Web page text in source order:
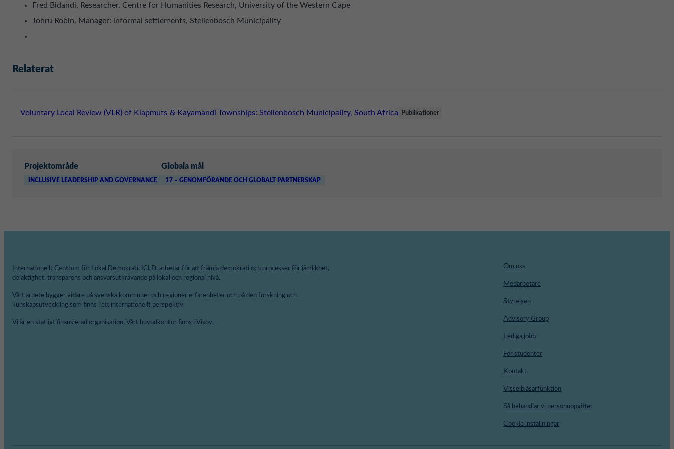
Fred Bidandi, Researcher, Centre for Humanities Research, University of the Western Cape
Johru Robin, Manager: informal settlements, Stellenbosch Municipality
Relaterat
Voluntary Local Review (VLR) of Klapmuts & Kayamandi Townships: Stellenbosch Municipality, South Africa Publikationer
Projektområde
INCLUSIVE LEADERSHIP AND GOVERNANCE
Globala mål
17 – GENOMFÖRANDE OCH GLOBALT PARTNERSKAP
Internationellt Centrum för Lokal Demokrati, ICLD, arbetar för att främja demokrati och processer för jämlikhet,
delaktighet, transparens och ansvarsutkrävande på lokal och regional nivå.
Vårt arbete bygger vidare på svenska kommuner och regioner erfarenheter och på den forskning och
kunskapsutveckling som finns i ett internationellt perspektiv.
Vi är en statligt finansierad organisation. Vårt huvudkontor finns i Visby.
Om oss
Medarbetare
Styrelsen
Advisory Group
Lediga jobb
För studenter
Kontakt
Visselblåsarfunktion
Så behandlar vi personuppgifter
Cookie inställningar